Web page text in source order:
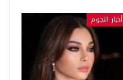
أخبار النجوم